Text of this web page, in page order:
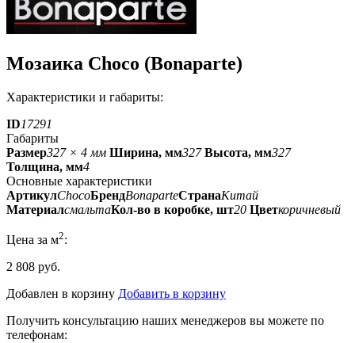
Мозаика Choco (Bonaparte)
Характеристики и габариты:
ID17291
Габариты
Размер327 × 4 мм Ширина, мм327 Высота, мм327
Толщина, мм4
Основные характеристики
АртикулChocoБрендBonaparteСтранаКитай
МатериалсмальтаКол-во в коробке, шт20 Цветкоричневый
Цена за м2:
2 808 руб.
Добавлен в корзину Добавить в корзину
Получить консультацию наших менеджеров вы можете по
телефонам: